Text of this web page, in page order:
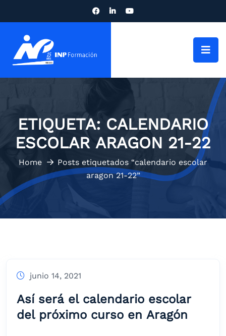
ETIQUETA: CALENDARIO
ESCOLAR ARAGON 21-22
Home
Posts etiquetados “calendario escolar
aragon 21-22”
junio 14, 2021
Así será el calendario escolar
del próximo curso en Aragón